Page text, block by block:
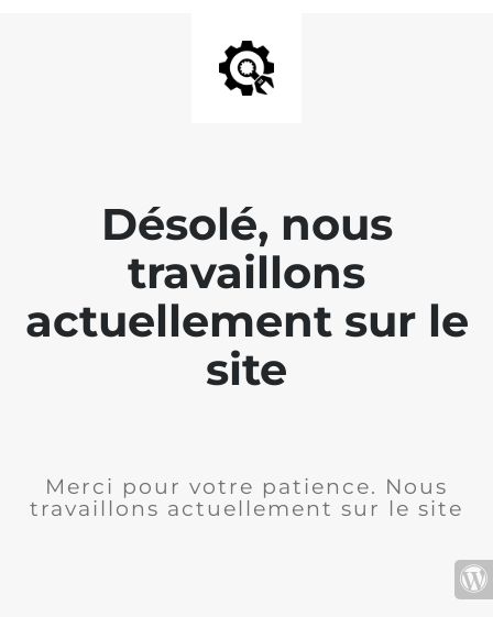
Désolé, nous
travaillons
actuellement sur le
site
Merci pour votre patience. Nous
travaillons actuellement sur le site